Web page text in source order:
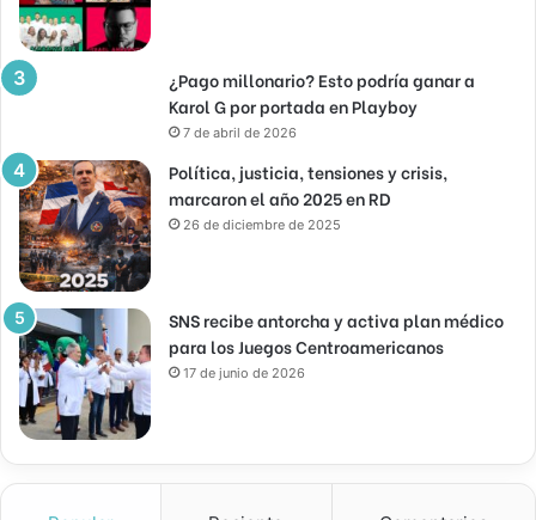
¿Pago millonario? Esto podría ganar a
Karol G por portada en Playboy
7 de abril de 2026
Política, justicia, tensiones y crisis,
marcaron el año 2025 en RD
26 de diciembre de 2025
SNS recibe antorcha y activa plan médico
para los Juegos Centroamericanos
17 de junio de 2026